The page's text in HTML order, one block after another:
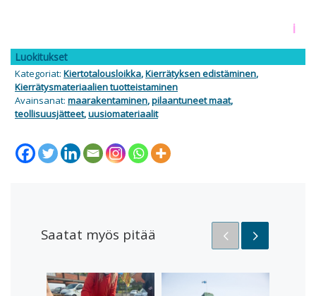
Saatat myös pitää
i
Luokitukset
Kategoriat: Kiertotalousloikka,Kierrätyksen edistäminen,
Kierrätysmateriaalien tuotteistaminen
Avainsanat: maarakentaminen,pilaantuneet maat,
teollisuusjätteet,uusiomateriaalit